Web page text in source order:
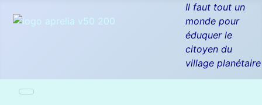
Il faut tout un
monde pour
éduquer le
citoyen du
village planétaire